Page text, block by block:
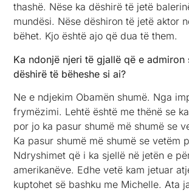
thashë. Nëse ka dëshirë të jetë
mundësi. Nëse dëshiron të jetë aktor
bëhet. Kjo është ajo që dua të them.
Ka ndonjë njeri të gjallë që e admiron
dëshirë të bëheshe si ai?
Ne e ndjekim Obamën shumë. Nga
frymëzimi. Lehtë është me thënë se
por jo ka pasur shumë më shumë se
Ka pasur shumë më shumë se vetëm
Ndryshimet që i ka sjellë në jetën e
amerikanëve. Edhe vetë kam jetuar
kuptohet së bashku me Michelle. Ata